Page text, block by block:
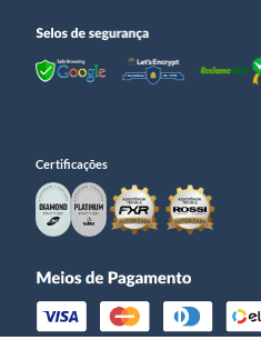
Certificações